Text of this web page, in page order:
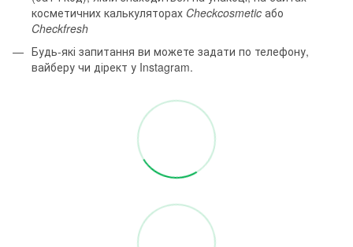
косметичних калькуляторах Checkcosmetic або
Checkfresh
Будь-які запитання ви можете задати по телефону,
вайберу чи дірект у Instagram.